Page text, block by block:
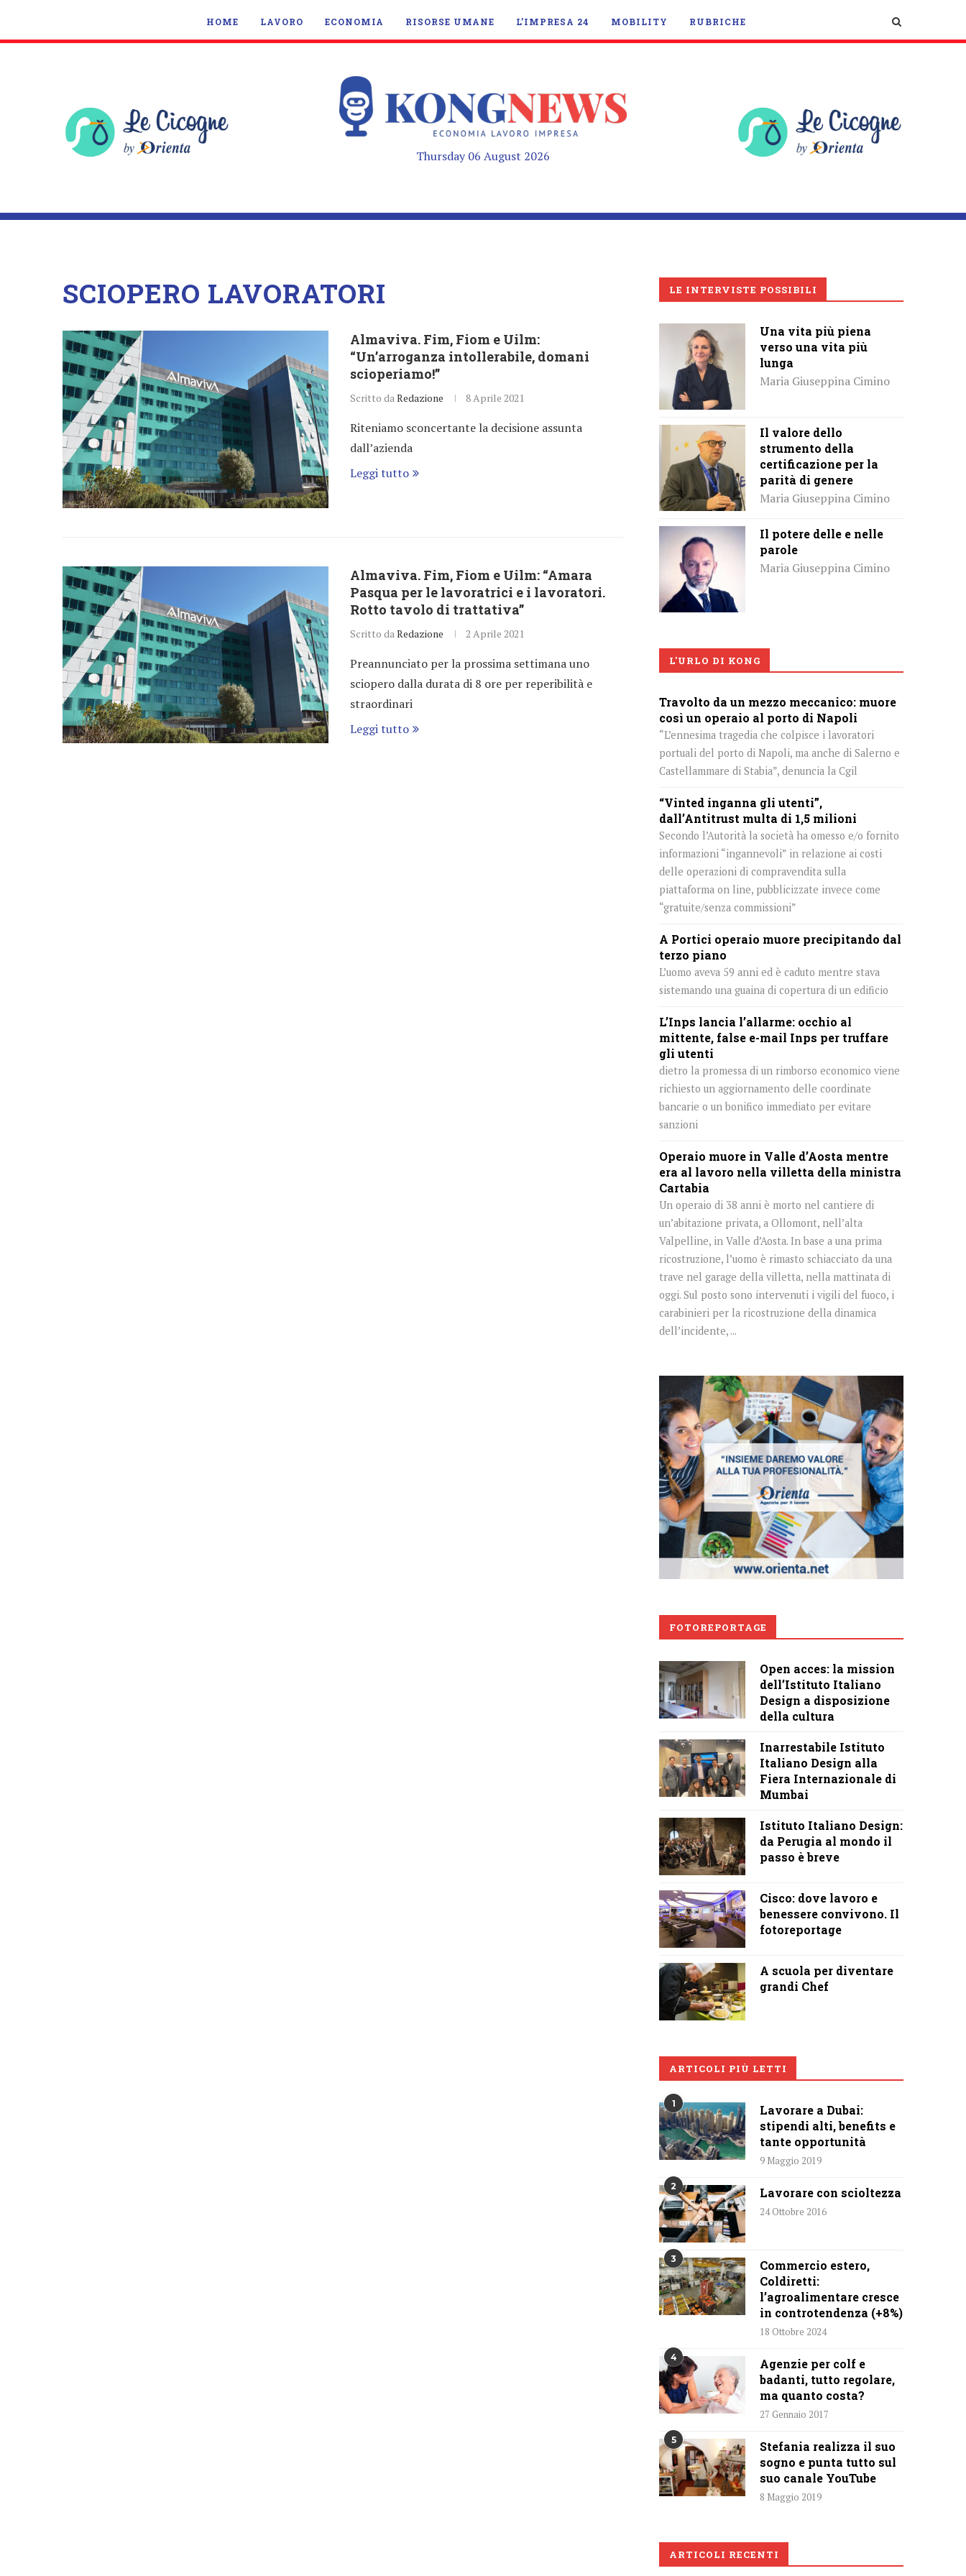
HOME LAVORO ECONOMIA RISORSE UMANE L’IMPRESA 24 MOBILITY RUBRICHE
Thursday 06 August 2026
SCIOPERO LAVORATORI
Almaviva. Fim, Fiom e Uilm:
“Un’arroganza intollerabile, domani
scioperiamo!”
Scritto daRedazione 8 Aprile 2021
Riteniamo sconcertante la decisione assunta
dall’azienda
Leggi tutto
Almaviva. Fim, Fiom e Uilm: “Amara
Pasqua per le lavoratrici e i lavoratori.
Rotto tavolo di trattativa”
Scritto da Redazione 2 Aprile 2021
Preannunciato per la prossima settimana uno
sciopero dalla durata di 8 ore per reperibilità e
straordinari
Leggi tutto
LE INTERVISTE POSSIBILI
Una vita più piena
verso una vita più
lunga
Maria Giuseppina Cimino
Il valore dello
strumento della
certificazione per la
parità di genere
Maria Giuseppina Cimino
Il potere delle e nelle
parole
Maria Giuseppina Cimino
L'URLO DI KONG
Travolto da un mezzo meccanico: muore
così un operaio al porto di Napoli
“L’ennesima tragedia che colpisce i lavoratori
portuali del porto di Napoli, ma anche di Salerno e
Castellammare di Stabia”, denuncia la Cgil
“Vinted inganna gli utenti”,
dall’Antitrust multa di 1,5 milioni
Secondo l’Autorità la società ha omesso e/o fornito
informazioni “ingannevoli” in relazione ai costi
delle operazioni di compravendita sulla
piattaforma on line, pubblicizzate invece come
“gratuite/senza commissioni”
A Portici operaio muore precipitando dal
terzo piano
L’uomo aveva 59 anni ed è caduto mentre stava
sistemando una guaina di copertura di un edificio
L’Inps lancia l’allarme: occhio al
mittente, false e-mail Inps per truffare
gli utenti
dietro la promessa di un rimborso economico viene
richiesto un aggiornamento delle coordinate
bancarie o un bonifico immediato per evitare
sanzioni
Operaio muore in Valle d’Aosta mentre
era al lavoro nella villetta della ministra
Cartabia
Un operaio di 38 anni è morto nel cantiere di
un’abitazione privata, a Ollomont, nell’alta
Valpelline, in Valle d’Aosta. In base a una prima
ricostruzione, l’uomo è rimasto schiacciato da una
trave nel garage della villetta, nella mattinata di
oggi. Sul posto sono intervenuti i vigili del fuoco, i
carabinieri per la ricostruzione della dinamica
dell’incidente, ...
FOTOREPORTAGE
Open acces: la mission
dell’Istituto Italiano
Design a disposizione
della cultura
Inarrestabile Istituto
Italiano Design alla
Fiera Internazionale di
Mumbai
Istituto Italiano Design:
da Perugia al mondo il
passo è breve
Cisco: dove lavoro e
benessere convivono. Il
fotoreportage
A scuola per diventare
grandi Chef
ARTICOLI PIÙ LETTI
1
Lavorare a Dubai:
stipendi alti, benefits e
tante opportunità
9 Maggio 2019
2 Lavorare con scioltezza
24 Ottobre 2016
3
Commercio estero,
Coldiretti:
l’agroalimentare cresce
in controtendenza (+8%)
18 Ottobre 2024
4
Agenzie per colf e
badanti, tutto regolare,
ma quanto costa?
27 Gennaio 2017
5
Stefania realizza il suo
sogno e punta tutto sul
suo canale YouTube
8 Maggio 2019
ARTICOLI RECENTI